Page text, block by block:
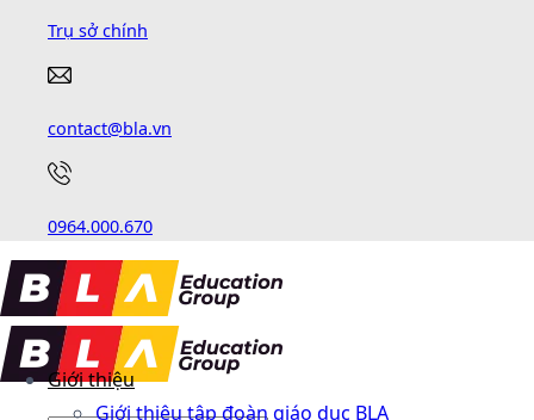
Trụ sở chính
contact@bla.vn
0964.000.670
Giới thiệu
Giới thiệu tập đoàn giáo dục BLA